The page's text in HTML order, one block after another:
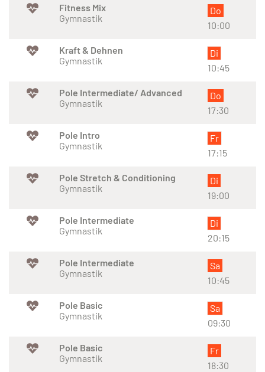
Fitness Mix
Gymnastik
Do
10:00
Kraft & Dehnen
Gymnastik
Di
10:45
Pole Intermediate/ Advanced
Gymnastik
Do
17:30
Pole Intro
Gymnastik
Fr
17:15
Pole Stretch & Conditioning
Gymnastik
Di
19:00
Pole Intermediate
Gymnastik
Di
20:15
Pole Intermediate
Gymnastik
Sa
10:45
Pole Basic
Gymnastik
Sa
09:30
Pole Basic
Gymnastik
Fr
18:30